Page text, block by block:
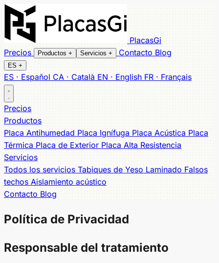
PlacasGi
Precios
Productos + Servicios + Contacto Blog
ES +
ES · Español CA · Català EN · English FR · Français
Todos los productos
Placa Acústica
Alta ResistenciaMuebles a Medida
Todos los servicios
acústicoInsonorización dormitorio
Reformas llave en mano
Cobertura local
Banyoles
OlotPalafrugellPalamósSant Feliu de GuíxolsPlatja
d'AroLloret de MarRoses
Precios
Productos
Placa Antihumedad Placa Ignífuga Placa Acústica Placa
Térmica Placa de Exterior Placa Alta Resistencia
Servicios
Todos los servicios Tabiques de Yeso Laminado Falsos
techos Aislamiento acústico
Contacto Blog
Política de Privacidad
Responsable del tratamiento